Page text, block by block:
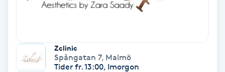
Herrklippning
HIFU
Hollywood Peel
Zclinic
Spångatan 7, Malmö
Tider fr. 13:00, Imorgon